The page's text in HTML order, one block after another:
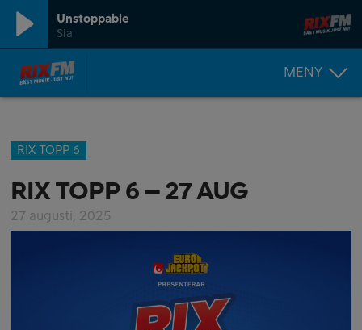
Unstoppable
Sia
MENY
RIX TOPP 6
RIX TOPP 6 – 27 AUG
27 augusti, 2025